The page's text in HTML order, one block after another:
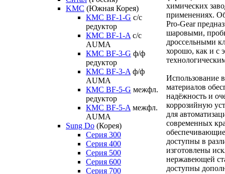
KMC (Южная Корея)
КМС BF-1-G с/с
редуктор
КМС BF-1-A с/с
AUMA
КМС BF-3-G ф/ф
редуктор
КМС BF-3-A ф/ф
AUMA
КМС BF-5-G межфл.
редуктор
КМС BF-5-A межфл.
AUMA
Sung Do (Корея)
Серия 300
Серия 400
Серия 500
Серия 600
Серия 700
химических
применениях.
Pro-Gear
шаровыми,
дроссельными
хорошо, как и с
Использование
материалов
надёжность и
коррозийную
для
современных
доступны в
изготовлены
нержавеющей
доступны